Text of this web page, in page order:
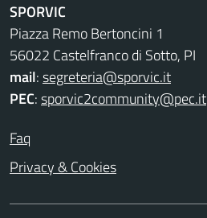
SPORVIC
Piazza Remo Bertoncini 1
56022 Castelfranco di Sotto, PI
mail:segreteria@sporvic.it
PEC:sporvic2community@pec.it
Faq
Privacy & Cookies